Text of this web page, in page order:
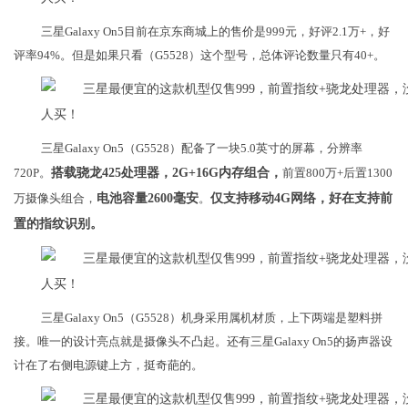
三星Galaxy On5目前在京东商城上的售价是999元，好评2.1万+，好
评率94%。但是如果只看（G5528）这个型号，总体评论数量只有40+。
三星Galaxy On5（G5528）配备了一块5.0英寸的屏幕，分辨率
720P。 搭载骁龙425处理器，2G+16G内存组合， 前置800万+后置1300
万摄像头组合， 电池容量2600毫安。 仅支持移动4G网络，好在支持前
置的指纹识别。
三星Galaxy On5（G5528）机身采用属机材质，上下两端是塑料拼
接。唯一的设计亮点就是摄像头不凸起。还有三星Galaxy On5的扬声器设
计在了右侧电源键上方，挺奇葩的。